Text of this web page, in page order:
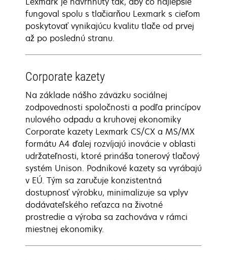
fungoval spolu s tlačiarňou Lexmark s cieľom
poskytovať vynikajúcu kvalitu tlače od prvej
až po poslednú stranu.
Corporate kazety
Na základe nášho záväzku sociálnej
zodpovednosti spoločnosti a podľa princípov
nulového odpadu a kruhovej ekonomiky
Corporate kazety Lexmark CS/CX a MS/MX
formátu A4 ďalej rozvíjajú inovácie v oblasti
udržateľnosti, ktoré prináša tonerový tlačový
systém Unison. Podnikové kazety sa vyrábajú
v EÚ. Tým sa zaručuje konzistentná
dostupnosť výrobku, minimalizuje sa vplyv
dodávateľského reťazca na životné
prostredie a výroba sa zachováva v rámci
miestnej ekonomiky.